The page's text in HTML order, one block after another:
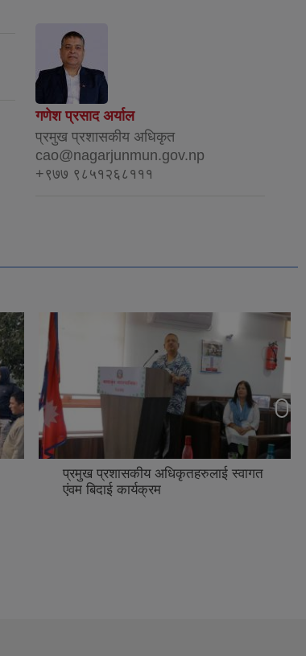
गणेश प्रसाद अर्याल
प्रमुख प्रशासकीय अधिकृत
cao@nagarjunmun.gov.np
+९७७ ९८५१२६८१११
प्रमुख प्रशासकीय अधिकृतहरुलाई स्वागत
एंवम बिदाई कार्यक्रम